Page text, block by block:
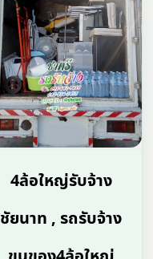
4ล้อใหญ่รับจ้าง
ชัยนาท , รถรับจ้าง